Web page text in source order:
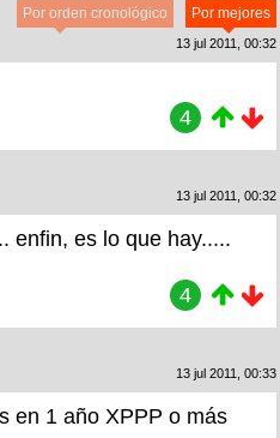
Por mejores
Por orden cronológico
13 jul 2011, 00:32
4
13 jul 2011, 00:32
enfin, es lo que hay.....
4
13 jul 2011, 00:33
en 1 año XPPP o más